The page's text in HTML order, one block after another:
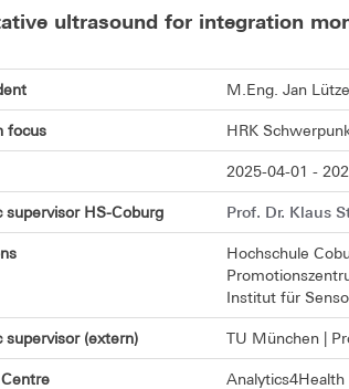
ultrasound for integration
M.Eng. Jan
focus HRK
2025-04-01 -
supervisor HS-Coburg Prof. Dr. Klaus
Hochschule
Institut für
supervisor (extern) TU München |
Analytics4Health